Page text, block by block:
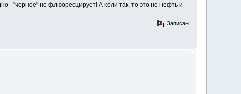
- "черное" не флюоресцирует! А коли так, то это не нефть и
Записан